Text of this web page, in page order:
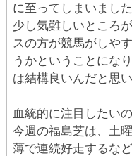
に至ってしまいました
少し気難しいところ
スの方が競馬がしや
うかということにな
は結構良いんだと思い
血統的に注目したい
今週の福島芝は、土
薄で連続好走するな